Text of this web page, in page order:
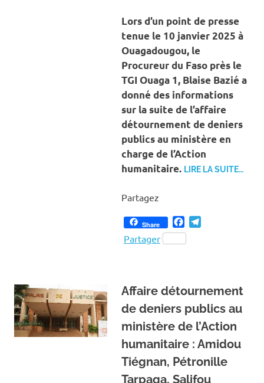
Lors d’un point de presse
tenue le 10 janvier 2025 à
Ouagadougou, le
Procureur du Faso près le
TGI Ouaga 1, Blaise Bazié a
donné des informations
sur la suite de l’affaire
détournement de deniers
publics au ministère en
charge de l’Action
humanitaire. LIRE LA SUITE…
Partagez
Share Facebook
Partager
Affaire détournement
de deniers publics au
ministère de l’Action
humanitaire : Amidou
Tiégnan, Pétronille
Tarpaga, Salifou